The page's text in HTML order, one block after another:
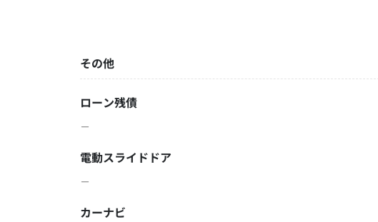
その他
ローン残債
－
電動スライドドア
－
カーナビ